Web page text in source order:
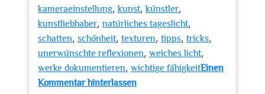
kameraeinstellung,kunst,künstler,
kunstliebhaber, natürliches tageslicht,
schatten, schönheit, texturen, tipps, tricks,
unerwünschte reflexionen, weiches licht,
werke dokumentieren, wichtige fähigkeitEinen
Kommentar hinterlassenzu